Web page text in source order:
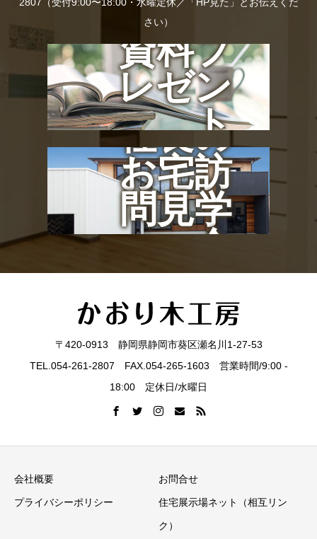
さい）
資料プ
レゼン
ト
社長の
お宅訪
問見学
会
〒420-0913 静岡県静岡市葵区瀬名川1-27-53
TEL.054-261-2807 FAX.054-265-1603 営業時間/9:00 -
18:00 定休日/水曜日
会社概要 お問合せ
プライバシーポリシー 住宅展示場ネット（相互リン
ク）